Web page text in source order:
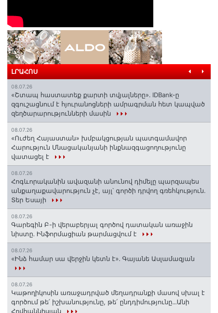
ԼՐԱՀՈՍ
08.07.26
«Շտապ հաստատեք քարտի տվյալները»․ IDBank-ը
զգուշացնում է հյուրանոցների ամրագրման հետ կապված
զեղծարարությունների մասին
08.07.26
«Ուժեղ Հայաստան» խմբակցության պատգամավոր
Հարություն Մնացականյանի ինքնազգացողությունը
վատացել է
08.07.26
Հոգևորականին ավազանի անունով դիմելը պարզապես
անքաղաքավարություն չէ, այլ՝ գործի դրվող գռեհկություն.
Տեր Եսայի
08.07.26
Գարեգին Բ-ի վերաբերյալ գործով դատական առաջին
նիստը․ Ինֆորմացիան թարմացվում է
08.07.26
«Ինձ համար սա վերջին կետն է»․ Գայանե Ասլամազյան
08.07.26
Կաթողիկոսին առաջադրված մեղադրանքի մասով սխալ է
գործում թե՛ իշխանությունը, թե՛ ընդդիմությունը․․․Անի
Հովհաննիսյան